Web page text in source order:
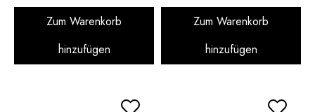
Zum Warenkorb
hinzufügen
Zum Warenkorb
hinzufügen